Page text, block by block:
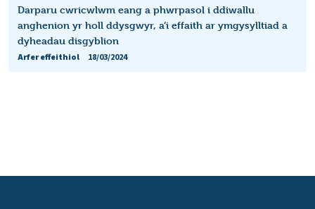
Darparu cwricwlwm eang a phwrpasol i ddiwallu
anghenion yr holl ddysgwyr, a’i effaith ar ymgysylltiad a
dyheadau disgyblion
Arfer effeithiol
18/03/2024